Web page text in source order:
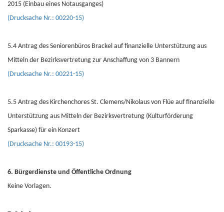
2015 (Einbau eines Notausganges)
(Drucksache Nr.: 00220-15)
5.4 Antrag des Seniorenbüros Brackel auf finanzielle Unterstützung aus
Mitteln der Bezirksvertretung zur Anschaffung von 3 Bannern
(Drucksache Nr.: 00221-15)
5.5 Antrag des Kirchenchores St. Clemens/Nikolaus von Flüe auf finanzielle
Unterstützung aus Mitteln der Bezirksvertretung (Kulturförderung
Sparkasse) für ein Konzert
(Drucksache Nr.: 00193-15)
6. Bürgerdienste und Öffentliche Ordnung
Keine Vorlagen.